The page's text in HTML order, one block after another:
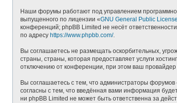
Наши форумы работают под управлением
выпущенного по лицензии «GNU General Public
конференций; phpBB Limited не несёт
по адресу https://www.phpbb.com/.
Вы соглашаетесь не размещать оскорбительных,
страны, страны, которая предоставляет услуги
отключению от конференции, при этом ваш
Вы соглашаетесь с тем, что администраторы
согласны с тем, что введённая вами информация
ни phpBB Limited не может быть ответственна за